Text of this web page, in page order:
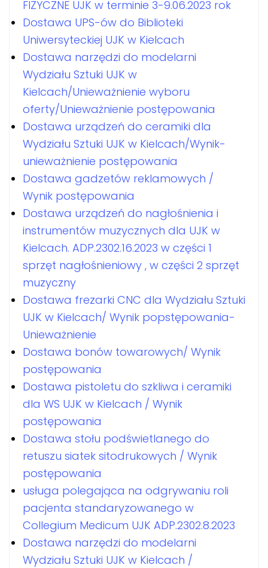
FIZYCZNE UJK w terminie 3-9.06.2023 rok
Dostawa UPS-ów do Biblioteki
Uniwersyteckiej UJK w Kielcach
Dostawa narzędzi do modelarni
Wydziału Sztuki UJK w
Kielcach/Unieważnienie wyboru
oferty/Unieważnienie postępowania
Dostawa urządzeń do ceramiki dla
Wydziału Sztuki UJK w Kielcach/Wynik-
unieważnienie postępowania
Dostawa gadzetów reklamowych /
Wynik postępowania
Dostawa urządzeń do nagłośnienia i
instrumentów muzycznych dla UJK w
Kielcach. ADP.2302.16.2023 w części 1
sprzęt nagłośnieniowy , w części 2 sprzęt
muzyczny
Dostawa frezarki CNC dla Wydziału Sztuki
UJK w Kielcach/ Wynik popstępowania-
Unieważnienie
Dostawa bonów towarowych/ Wynik
postępowania
Dostawa pistoletu do szkliwa i ceramiki
dla WS UJK w Kielcach / Wynik
postępowania
Dostawa stołu podświetlanego do
retuszu siatek sitodrukowych / Wynik
postępowania
usługa polegająca na odgrywaniu roli
pacjenta standaryzowanego w
Collegium Medicum UJK ADP.2302.8.2023
Dostawa narzędzi do modelarni
Wydziału Sztuki UJK w Kielcach /